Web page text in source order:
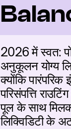
2026 में स्वत:
अनुकूलन योग्य
क्योंकि
परिसंपत्ति
पूल के साथ
लिक्विडिटी के